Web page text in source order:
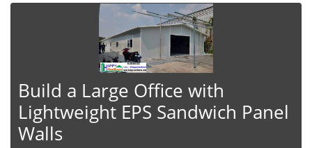
Build a Large Office with
Lightweight EPS Sandwich Panel
Walls